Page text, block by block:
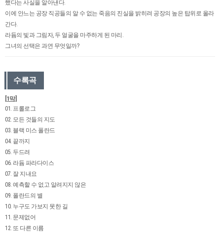
했다는 사실을 알아낸다.
이에 안느는 공장 직공들의 알 수 없는 죽음의 진실을 밝히려 공장의 높은 탑위로 올라
간다.
라듐의 빛과 그림자, 두 얼굴을 마주하게 된 마리.
그녀의 선택은 과연 무엇일까?
수록곡
[1막]
01. 프롤로그
02. 모든 것들의 지도
03. 블랙 미스 폴란드
04. 끝까지
05. 두드려
06. 라듐 파라다이스
07. 잘 지내요
08. 예측할 수 없고 알려지지 않은
09. 폴란드의 별
10. 누구도 가보지 못한 길
11. 문제없어
12. 또 다른 이름